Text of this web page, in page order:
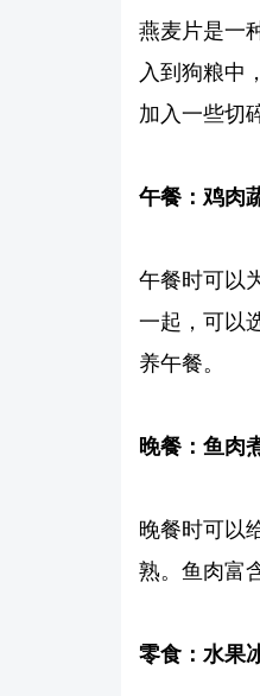
燕麦片是一
入到狗粮中
加入一些切
午餐：鸡肉
午餐时可以
一起，可以
养午餐。
晚餐：鱼肉
晚餐时可以
熟。鱼肉富
零食：水果